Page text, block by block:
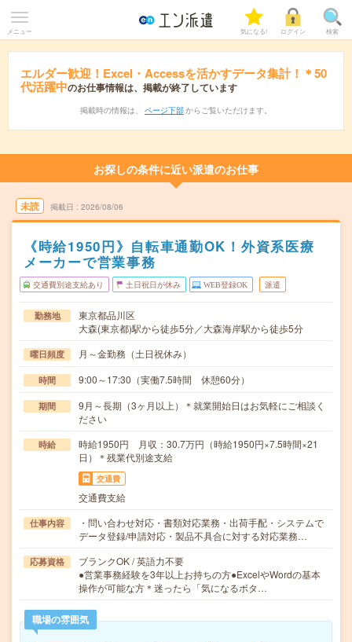
メニュー 気になる! ログイン 検索
エルダー歓迎！Excel・Accessを活かすデータ集計！＊50
代活躍中のお仕事情報は、掲載が終了しています
掲載時の情報は、 ページ下部 からご覧いただけます。
お探しの条件に近い派遣のお仕事
未読 掲載日 2026/08/06
《時給1950円》自転車通勤OK！外資系医療
メーカーで営業事務
交通費別途支給あり 土日祝日が休み WEB登録OK 派遣
勤務地
東京都品川区
大森(東京都)駅から徒歩5分／大森海岸駅から徒歩5分
曜日頻度 月～金勤務（土日祝休み）
時間 9:00～17:30（実働7.5時間 休憩60分）
期間
9月～長期（3ヶ月以上）＊就業開始日はお気軽にご相談く
ださい
時給
時給1950円 月収：30.7万円（時給1950円×7.5時間×21
日）＊残業代別途支給
交通費
交通費支給
仕事内容
・問い合わせ対応・書類対応業務・出荷手配・システムで
データ登録/申請対応・製品不具合に対する対応業務…
応募資格
ブランクOK / 英語力不要
●営業事務経験を3年以上お持ちの方●ExcelやWordの基本
操作が可能な方＊迷ったら「気になるボタ…
職場の雰囲気